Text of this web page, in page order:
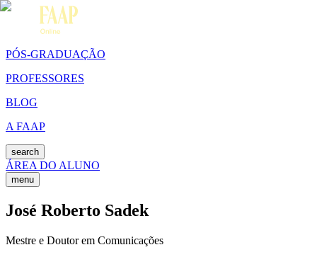
PÓS-GRADUAÇÃO
PROFESSORES
BLOG
A FAAP
search
ÁREA DO ALUNO
menu
José Roberto Sadek
Mestre e Doutor em Comunicações